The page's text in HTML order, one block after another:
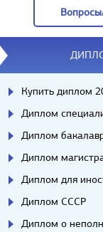
Купить диплом
Диплом
Диплом
Диплом
Диплом для
Диплом СССР
Диплом о